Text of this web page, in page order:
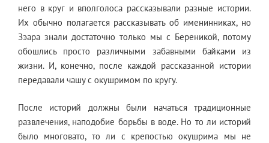
него в круг и вполголоса рассказывали разные истории.
Их обычно полагается рассказывать об именинниках, но
Зэара знали достаточно только мы с Береникой, потому
обошлись просто различными забавными байками из
жизни. И, конечно, после каждой рассказанной истории
передавали чашу с окушримом по кругу.
После историй должны были начаться традиционные
развлечения, наподобие борьбы в воде. Но то ли историй
было многовато, то ли с крепостью окушрима мы не